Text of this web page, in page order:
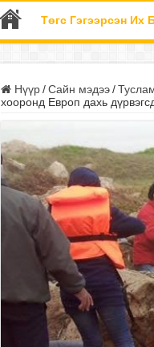
Төгс Гэгээрсэн Их
Нүүр / Сайн мэдээ /
хооронд Европ дахь